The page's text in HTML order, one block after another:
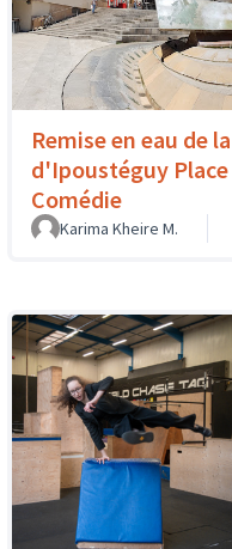
Remise en eau de
d'Ipoustéguy Place
Comédie
Karima Kheire M.